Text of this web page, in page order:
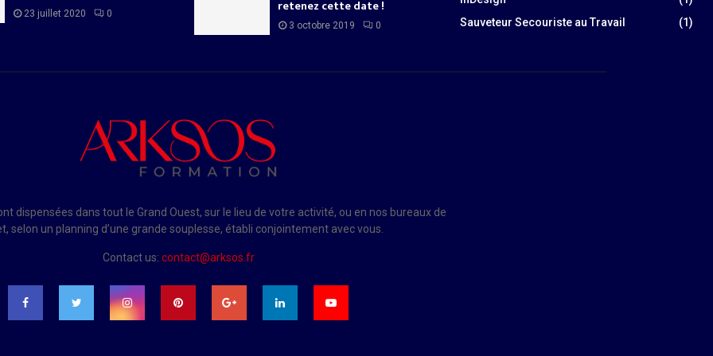
23 juillet 2020 0 retenez cette date !
3 octobre 2019 0
Sauveteur Secouriste au Travail
(1)
dispensées dans tout le Grand Ouest, sur le lieu de votre activité, ou en nos bureaux de
selon un planning d’une grande souplesse, établi conjointement avec vous.
Contact us: contact@arksos.fr